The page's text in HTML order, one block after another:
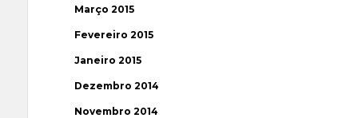
Março 2015
Fevereiro 2015
Janeiro 2015
Dezembro 2014
Novembro 2014